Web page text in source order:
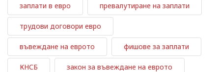
заплати в евро превалутиране на заплати
трудови договори евро
въвеждане на еврото фишове за заплати
КНСБ закон за въвеждане на еврото